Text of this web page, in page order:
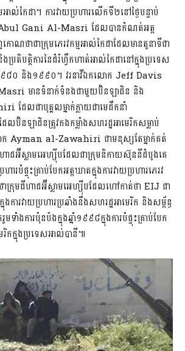
ាល់កៃដា។ ការវាយប្រហារលើកទី២នៅថ្ងៃបន្ទាប់
Gani Al-Masri ដែលបានកំណត់អត្ត
ណថាជាក្រុមភេរវកម្មអាល់កៃដាដែលមានតួនាទីជា
ងប្រតិបត្តិការនៃជំរំហ្វឹកហាត់អាល់កៃដានៅក្នុងប្រទេស
ាំ ១៩៨០ និង១៩៩០។ វរនាវីឯកលោក Jeff Davis
មានទំនាក់ទំនងជាមួយប៊ិនឡាដិន និង
ែលជាបុគ្គលម្នាក់ក្លាយជាមេដឹកនាំ
ប៊ិនឡាដិនត្រូវកងកម្លាំងសហរដ្ឋអាមេរិកសម្លាប់
Ayman al-Zawahiri ជាមនុស្សតែម្នាក់គត់
ហាដអ៊ីស្លាមអេហ្ស៊ីបដែលជាក្រុមនិកាយស៊ុននីដំបូងគេ
ារបំផ្ទុះគ្រាប់បែកអត្តឃាតក្នុងការវាយប្រហារភេរវ
ាក្រុមជីហាដអ៊ីស្លាមអេហ្ស៊ីបដែលហៅកាត់ថា EIJ ជា
ារវាយប្រហារប្រឆាំងនឹងសហរដ្ឋអាមេរិក​ និងសម្ព័ន្ធ
ទាំងការប៉ុនប៉ងក្នុងឆ្នាំ១៩៩៨ក្នុងការបំផ្ទុះគ្រាប់បែក
កក្នុងប្រទេសអាល់បានី៕